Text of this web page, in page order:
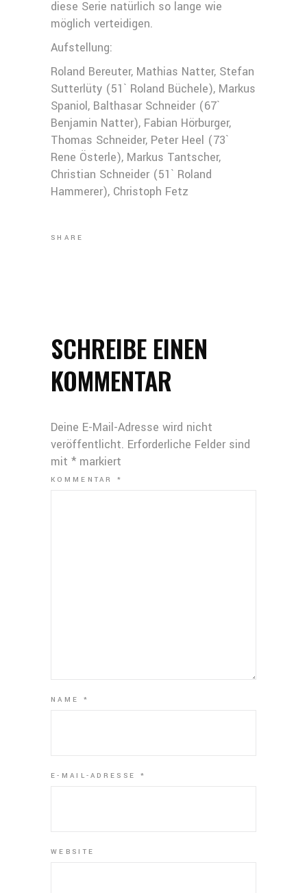
diese Serie natürlich so lange wie
möglich verteidigen.
Aufstellung:
Roland Bereuter, Mathias Natter, Stefan
Sutterlüty (51` Roland Büchele), Markus
Spaniol, Balthasar Schneider (67`
Benjamin Natter), Fabian Hörburger,
Thomas Schneider, Peter Heel (73`
Rene Österle), Markus Tantscher,
Christian Schneider (51` Roland
Hammerer), Christoph Fetz
SHARE
SCHREIBE EINEN
KOMMENTAR
Deine E-Mail-Adresse wird nicht
veröffentlicht. Erforderliche Felder sind
mit * markiert
KOMMENTAR*
NAME *
E-MAIL-ADRESSE *
WEBSITE